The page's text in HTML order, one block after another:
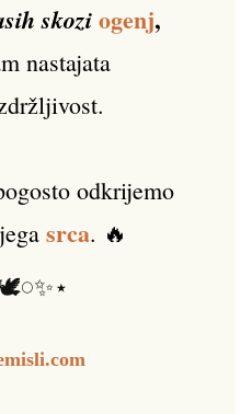
skoziogenj,
nastajata
odkrijemo
srca. 🔥